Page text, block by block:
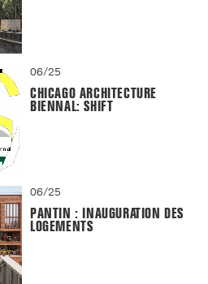
06/25
CHICAGO ARCHITECTURE
BIENNAL: SHIFT
06/25
PANTIN : INAUGURATION DES
LOGEMENTS